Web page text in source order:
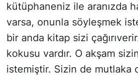
kütüphaneniz ile aranızda
varsa, onunla söyleşmek
bir anda kitap sizi
kokusu vardır. O akşam
istemiştir. Sizin de mutlaka